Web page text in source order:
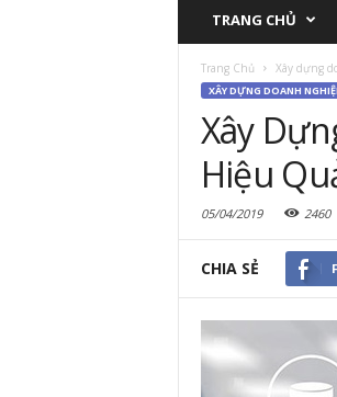
TRANG CHỦ
Trang Chủ Xây dựng
XÂY DỰNG DOANH
Xây
Hiệu
05/04/2019 2460
CHIA SẺ